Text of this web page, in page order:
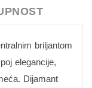
briljantom
elegancije,
Dijamant